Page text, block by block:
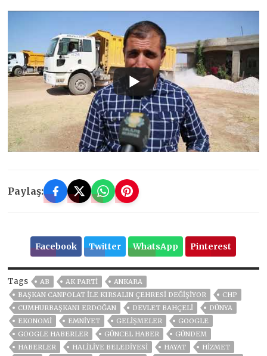
Paylaş:
Facebook Twitter WhatsApp Pinterest
Tags AB AK PARTİ
ANKARA
BAŞKAN CANPOLAT İLE KIRSALIN ÇEHRESİ DEĞİŞİYOR
CHP
CUMHURBAŞKANI ERDOĞAN
DEVLET BAHÇELİ
DÜNYA
EKONOMİ
EMNİYET GELIŞMELER
GOOGLE
GOOGLE HABERLER
GÜNCEL HABER
GÜNDEM
HABERLER
HALİLİYE BELEDİYESİ HAYAT
HİZMET